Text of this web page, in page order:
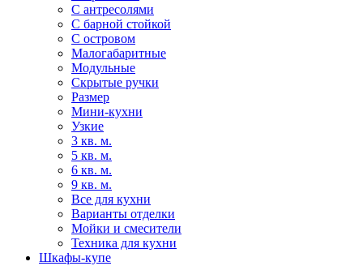
С антресолями
С барной стойкой
С островом
Малогабаритные
Модульные
Скрытые ручки
Размер
Мини-кухни
Узкие
3 кв. м.
5 кв. м.
6 кв. м.
9 кв. м.
Все для кухни
Варианты отделки
Мойки и смесители
Техника для кухни
Шкафы-купе